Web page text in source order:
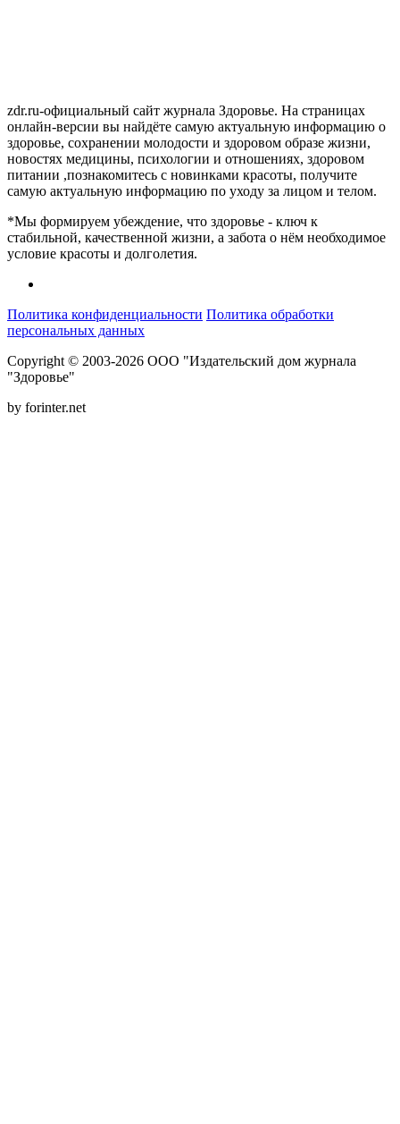
zdr.ru-официальный сайт журнала Здоровье. На страницах
онлайн-версии вы найдёте самую актуальную информацию о
здоровье, сохранении молодости и здоровом образе жизни,
новостях медицины, психологии и отношениях, здоровом
питании ,познакомитесь с новинками красоты, получите
самую актуальную информацию по уходу за лицом и телом.
*Мы формируем убеждение, что здоровье - ключ к
стабильной, качественной жизни, а забота о нём необходимое
условие красоты и долголетия.
Политика конфиденциальности Политика обработки
персональных данных
Copyright © 2003-2026 ООО "Издательский дом журнала
"Здоровье"
by forinter.net